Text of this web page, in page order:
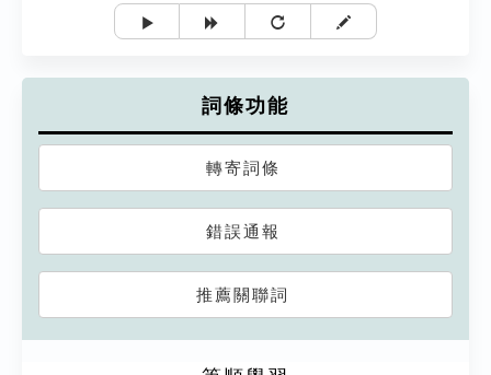
詞條功能
轉寄詞條
錯誤通報
推薦關聯詞